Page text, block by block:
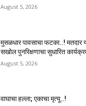
August 5, 2026
मुसळधार पावसाचा फटका..! मतदार
सखोल पुनरिक्षणाचा सुधारित
August 5, 2026
वाघाचा हल्ला; एकाचा मृत्यू..!